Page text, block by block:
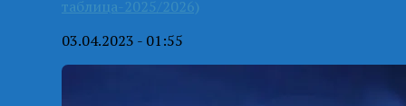
таблица-2025/2026)
03.04.2023 - 01:55